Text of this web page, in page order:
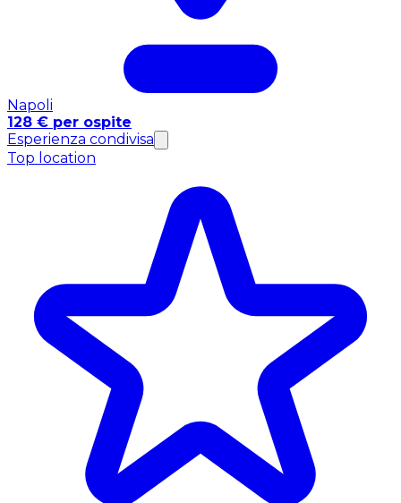
Napoli
128 € per ospite
Esperienza condivisa
Top location